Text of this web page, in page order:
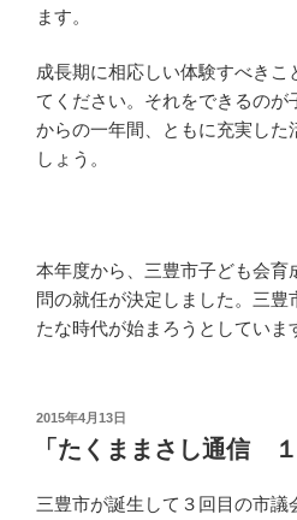
ます。
成長期に相応しい体験すべき
てください。それをできるのが
からの一年間、ともに充実した
しょう。
本年度から、三豊市子ども会育
問の就任が決定しました。三豊
たな時代が始まろうとしていま
投
稿
2015年4月13日
「たくままさし通信
三豊市が誕生して３回目の市議